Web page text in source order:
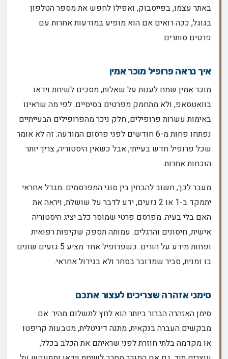
באתר עצמו, בפייסבוק, ואפילו לחפש את מספר הטלפון
בגוגל, ככה רואים אם הוא מופיע במודעות אחרות עם
פרטים סותרים.
איך נראה פרופיל מוכר אמין
מוכר אמין שמח לענות על שאלות, מסכים לשיחת וידאו
בוואטסאפ, ולא מתחמק מפרטים בסיסיים. לפי מה שראינו
באימות עשרות פרופילים, חלק ניכר מהפרופילים הבעייתיים
נפתחו פחות מ-6 חודשים לפני פרסום המודעה. זה לא אומר
שכל פרופיל חדש בעייתי, אבל כשאין היסטוריה, צריך יותר
הוכחות אחרות.
מעבר לכך, חשוב להבחין בין סוגי המפרסמים. מגדל אחראי
יתמקד ב-1 או 2 גזעים, ידע לדבר על שושלת, ויראה את
האם בלי בעיה. מפרסם פרטי שמוסר כלב יציג היסטוריה
אישית, חיסונים והרגלים. עמותה תספק שקיפות רפואית
ופחות מידע על הורים. כשפרופיל אחד מציע 5 גזעים שונים
בו זמנית, סביר שמדובר בסחר ולא בגידול אחראי.
סימני אזהרה שצריכים לעצור אתכם
סימן האזהרה הברור ביותר הוא לחץ לתשלום מהיר. אם
מבקשים העברה בנקאית, מתנה דיגיטלית, מטבעות קריפטו
או מקדמה בלתי חוזרת לפני שראיתם את הכלב בכלל,